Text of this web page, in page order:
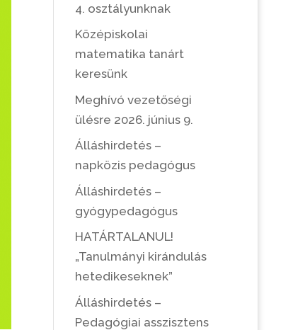
4. osztályunknak
Középiskolai
matematika tanárt
keresünk
Meghívó vezetőségi
ülésre 2026. június 9.
Álláshirdetés –
napközis pedagógus
Álláshirdetés –
gyógypedagógus
HATÁRTALANUL!
„Tanulmányi kirándulás
hetedikeseknek”
Álláshirdetés –
Pedagógiai asszisztens